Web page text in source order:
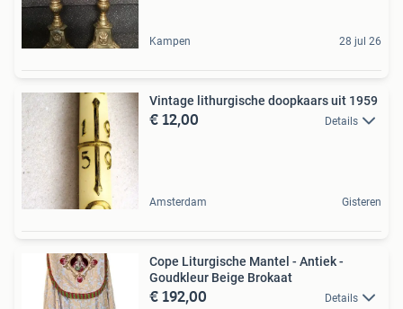
Kampen 28 jul 26
Vintage lithurgische doopkaars uit 1959
€ 12,00 Details
Amsterdam Gisteren
Cope Liturgische Mantel - Antiek -
Goudkleur Beige Brokaat
€ 192,00 Details